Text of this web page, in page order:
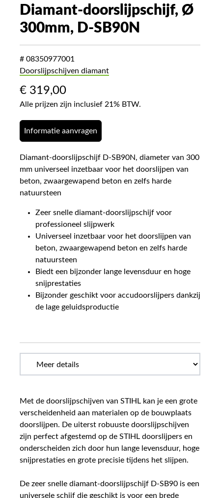
Diamant-doorslijpschijf, Ø
300mm, D-SB90N
# 08350977001
Doorslijpschijven diamant
€ 319,00
Alle prijzen zijn inclusief 21% BTW.
Informatie aanvragen
Diamant-doorslijpschijf D-SB90N, diameter van 300
mm universeel inzetbaar voor het doorslijpen van
beton, zwaargewapend beton en zelfs harde
natuursteen
Zeer snelle diamant-doorslijpschijf voor
professioneel slijpwerk
Universeel inzetbaar voor het doorslijpen van
beton, zwaargewapend beton en zelfs harde
natuursteen
Biedt een bijzonder lange levensduur en hoge
snijprestaties
Bijzonder geschikt voor accudoorslijpers dankzij
de lage geluidsproductie
Met de doorslijpschijven van STIHL kan je een grote
verscheidenheid aan materialen op de bouwplaats
doorslijpen. De uiterst robuuste doorslijpschijven
zijn perfect afgestemd op de STIHL doorslijpers en
onderscheiden zich door hun lange levensduur, hoge
snijprestaties en grote precisie tijdens het slijpen.
De zeer snelle diamant-doorslijpschijf D-SB90 is een
universele schijf die geschikt is voor een brede